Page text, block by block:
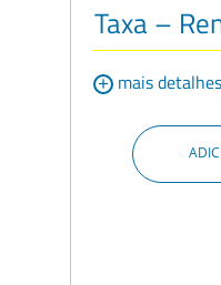
Taxa –
+ mais detalhes